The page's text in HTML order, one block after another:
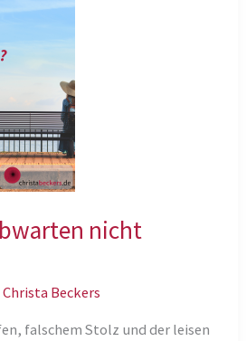
nicht
Christa Beckers
falschem Stolz und der leisen